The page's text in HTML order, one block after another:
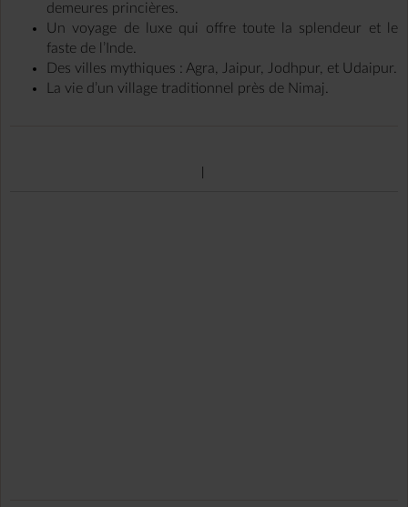
demeures princières.
Un voyage de luxe qui offre toute la splendeur et le
faste de l’Inde.
Des villes mythiques : Agra, Jaipur, Jodhpur, et Udaipur.
La vie d’un village traditionnel près de Nimaj.